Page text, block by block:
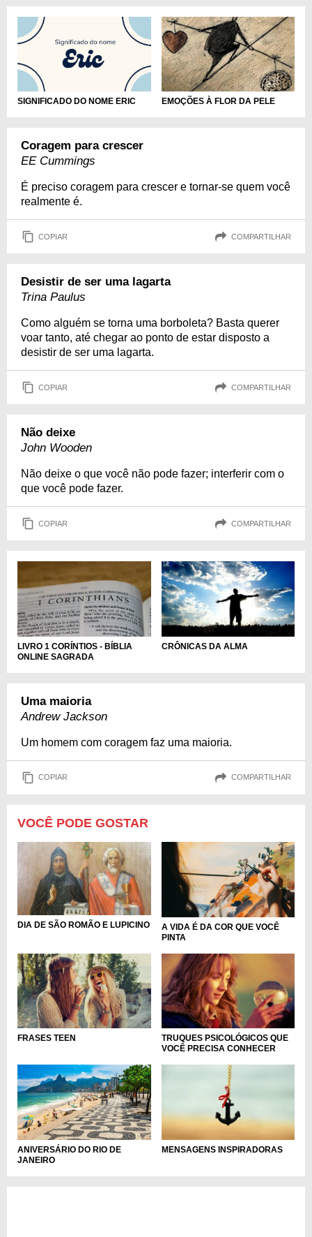
SIGNIFICADO DO NOME ERIC EMOÇÕES À FLOR DA PELE
Coragem para crescer
EE Cummings
É preciso coragem para crescer e tornar-se quem você
realmente é.
COPIAR COMPARTILHAR
Desistir de ser uma lagarta
Trina Paulus
Como alguém se torna uma borboleta? Basta querer
voar tanto, até chegar ao ponto de estar disposto a
desistir de ser uma lagarta.
COPIAR COMPARTILHAR
Não deixe
John Wooden
Não deixe o que você não pode fazer; interferir com o
que você pode fazer.
COPIAR COMPARTILHAR
LIVRO 1 CORÍNTIOS - BÍBLIA
ONLINE SAGRADA
CRÔNICAS DA ALMA
Uma maioria
Andrew Jackson
Um homem com coragem faz uma maioria.
COPIAR COMPARTILHAR
VOCÊ PODE GOSTAR
DIA DE SÃO ROMÃO E LUPICINO
A VIDA É DA COR QUE VOCÊ
PINTA
FRASES TEEN
TRUQUES PSICOLÓGICOS QUE
VOCÊ PRECISA CONHECER
ANIVERSÁRIO DO RIO DE
JANEIRO
MENSAGENS INSPIRADORAS